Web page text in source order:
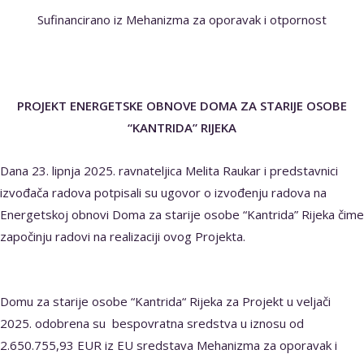
Sufinancirano iz Mehanizma za oporavak i otpornost
PROJEKT ENERGETSKE OBNOVE DOMA ZA STARIJE OSOBE
“KANTRIDA” RIJEKA
Dana 23. lipnja 2025. ravnateljica Melita Raukar i predstavnici
izvođača radova potpisali su ugovor o izvođenju radova na
Energetskoj obnovi Doma za starije osobe “Kantrida” Rijeka čime
započinju radovi na realizaciji ovog Projekta.
Domu za starije osobe “Kantrida“ Rijeka za Projekt u veljači
2025. odobrena su bespovratna sredstva u iznosu od
2.650.755,93 EUR iz EU sredstava Mehanizma za oporavak i